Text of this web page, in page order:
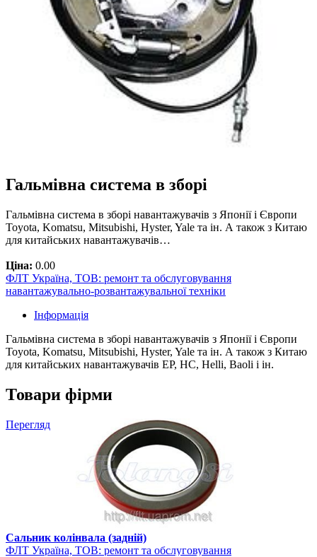
Гальмівна система в зборі
Гальмівна система в зборі навантажувачів з Японії і Європи
Toyota, Komatsu, Mitsubishi, Hyster, Yale та ін. А також з Китаю
для китайських навантажувачів…
Ціна: 0.00
ФЛТ Україна, ТОВ: ремонт та обслуговування
навантажувально-розвантажувальної техніки
Інформація
Гальмівна система в зборі навантажувачів з Японії і Європи
Toyota, Komatsu, Mitsubishi, Hyster, Yale та ін. А також з Китаю
для китайських навантажувачів EP, HC, Helli, Baoli і ін.
Товари фірми
Перегляд
Сальник колінвала (задній)
ФЛТ Україна, ТОВ: ремонт та обслуговування